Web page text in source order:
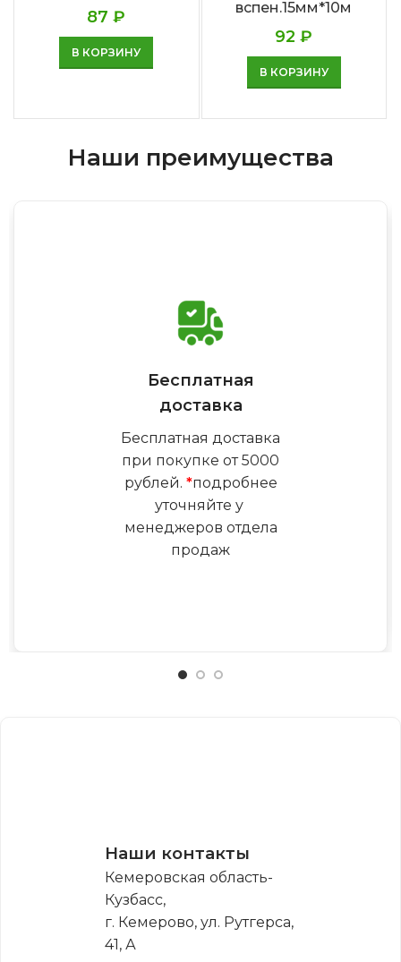
87₽
В КОРЗИНУ
вспен.15мм*10м
92₽
В КОРЗИНУ
Наши преимущества
Бесплатная
доставка
Бесплатная доставка
при покупке от 5000
рублей. *подробнее
уточняйте у
менеджеров отдела
продаж
Наши контакты
Кемеровская область-
Кузбасс,
г. Кемерово, ул. Рутгерса,
41, А